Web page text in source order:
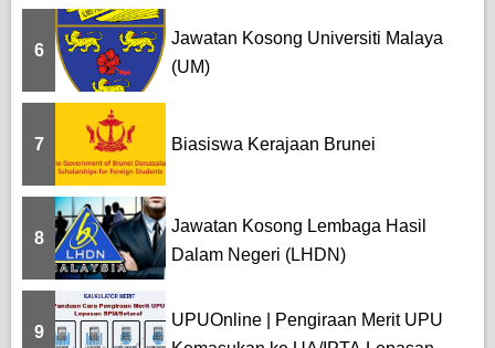
6
Jawatan Kosong Universiti Malaya
(UM)
7 Biasiswa Kerajaan Brunei
8
Jawatan Kosong Lembaga Hasil
Dalam Negeri (LHDN)
9
UPUOnline | Pengiraan Merit UPU